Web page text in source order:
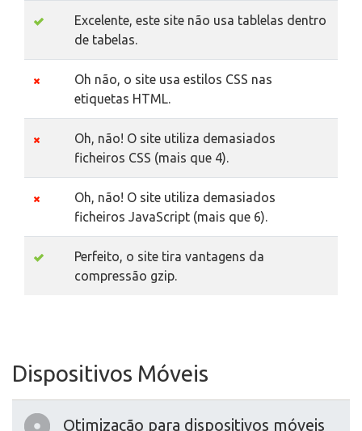
Excelente, este site não usa tablelas dentro
de tabelas.
Oh não, o site usa estilos CSS nas
etiquetas HTML.
Oh, não! O site utiliza demasiados
ficheiros CSS (mais que 4).
Oh, não! O site utiliza demasiados
ficheiros JavaScript (mais que 6).
Perfeito, o site tira vantagens da
compressão gzip.
Dispositivos Móveis
Otimização para dispositivos móveis